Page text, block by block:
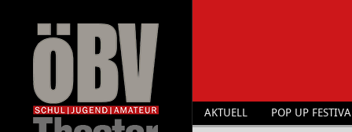
AKTUELL POP UP